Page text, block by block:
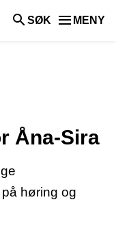
SØK MENY
Åna-Sira
høring og